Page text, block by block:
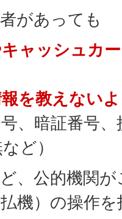
があっても
ャッシュカ
を教えない
、暗証番号
ど）
、公的機関
機）の操作